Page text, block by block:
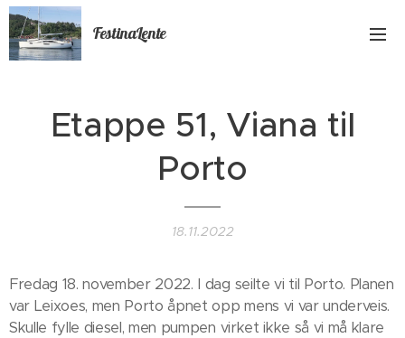
FestinaLente
Etappe 51, Viana til
Porto
18.11.2022
Fredag 18. november 2022. I dag seilte vi til Porto. Planen
var Leixoes, men Porto åpnet opp mens vi var underveis.
Skulle fylle diesel, men pumpen virket ikke så vi må klare